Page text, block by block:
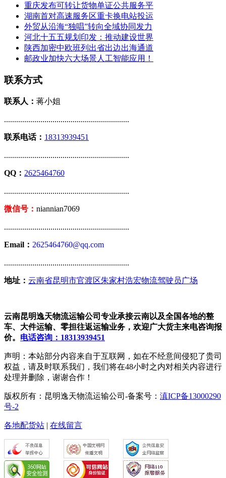
重庆发布可转让货物单证公共服务平
湖南首对高速服务区重卡换电站投运
外贸从沿海“独唱”转向全域协同发力
河北十五五规划印发：推动建设世界
陕西加密中欧班列出省出边出海通道
邮政业加快六大场景人工智能应用！
联系方式
联系人： 蒋小姐
..............................................................
联系电话： 18313939451
..............................................................
QQ： 2625464760
..............................................................
微信号： niannian7069
..............................................................
Email： 2625464760@qq.com
..............................................................
地址： 云南省昆明市官渡区朱家村浩宏物流驾驶员广场
云南昆明逸天物流运输公司专业承接云南以及全国各地的整
车、大件运输、零担往返运输业务，欢迎广大货主来电咨询报
价。 电话咨询：18313939451
声明：本站部分内容来自于互联网，如在不经意间侵犯了贵司
权益，请及时联系我们，我们将在48小时之内对相关内容进行
处理并删除，谢谢合作！
版权所有：昆明逸天物流运输公司-备案号： 滇ICP备13000290
号-2
各地配货站 | 在线留言